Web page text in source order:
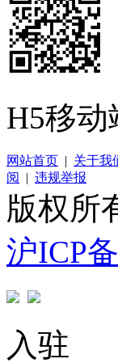
H5移动
网站首页 | 关于我
阅
| 违规举报
版权所
沪ICP
入驻